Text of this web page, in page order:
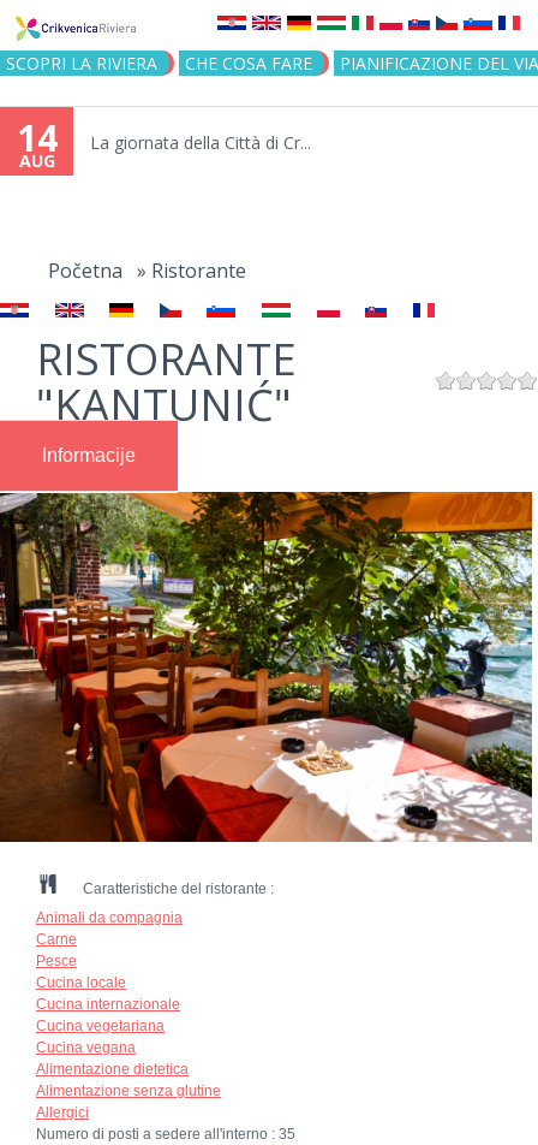
Jump to navigation
SCOPRI LA RIVIERA CHE COSA FARE PIANIFICAZIONE DEL
14
AUG
La giornata della Città di Cr...
here
Početna » Ristorante
RISTORANTE
"KANTUNIĆ"
Informacije
Caratteristiche del ristorante :
Animali da compagnia
Carne
Pesce
Cucina locale
Cucina internazionale
Cucina vegetariana
Cucina vegana
Alimentazione dietetica
Alimentazione senza glutine
Allergici
Numero di posti a sedere all'interno : 35